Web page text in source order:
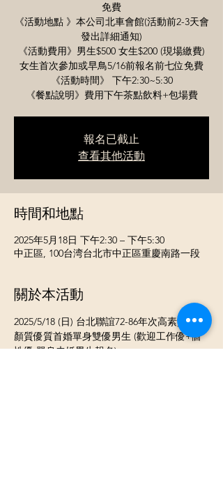
免費
《活動地點 》本公司北車會館(活動前2-3天會
發出詳細通知)
《活動費用》男生$500 女生$200 (現場繳費)
女生首次參加或早鳥5/16前報名前七位免費
《活動時間》 下午2:30~5:30
《餐點說明》費用下午茶點飲料+包場費
報名已截止
查看其他活動
時間和地點
2025年5月18日 下午2:30 – 下午5:30
中正區, 100台湾台北市中正區重慶南路一段
關於本活動
2025/5/18 (日) 台北聯誼72-86年次高素質或高
顏質優質首婚單身雙優男生 (歡迎工作優+個
性優 單身未婚男生報名)